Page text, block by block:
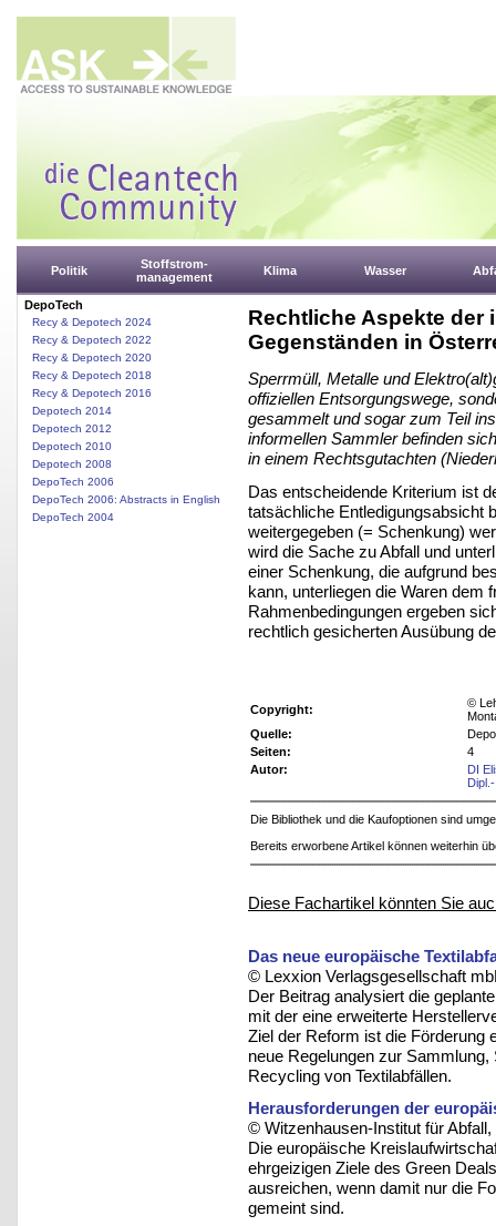
Politik
Stoffstrom-
management
Klima Wasser
DepoTech
Recy & Depotech 2024
Recy & Depotech 2022
Recy & Depotech 2020
Recy & Depotech 2018
Recy & Depotech 2016
Depotech 2014
Depotech 2012
Depotech 2010
Depotech 2008
DepoTech 2006
DepoTech 2006: Abstracts in English
DepoTech 2004
Rechtliche Aspekte der
Gegenständen in
Sperrmüll, Metalle und
offiziellen Entsorgungswege,
gesammelt und sogar zum Teil
informellen Sammler befinden
in einem Rechtsgutachten
Das entscheidende Kriterium ist
tatsächliche Entledigungsabsicht
weitergegeben (= Schenkung)
wird die Sache zu Abfall und
einer Schenkung, die aufgrund
kann, unterliegen die Waren dem
Rahmenbedingungen ergeben
rechtlich gesicherten Ausübung
Copyright:
©
Quelle:
Seiten:
4
Autor:
DI
Die Bibliothek und die Kaufoptionen sind
Bereits erworbene Artikel können weiterhin
Diese Fachartikel könnten Sie
Das neue europäische
© Lexxion Verlagsgesellschaft
Der Beitrag analysiert die
mit der eine erweiterte
Ziel der Reform ist die Förderung
neue Regelungen zur
Recycling von Textilabfällen.
Herausforderungen der
© Witzenhausen-Institut für
Die europäische
ehrgeizigen Ziele des Green
ausreichen, wenn damit nur die
gemeint sind.